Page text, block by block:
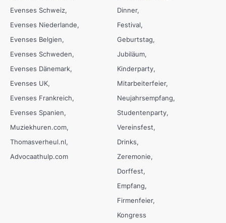
Evenses Schweiz
Evenses Niederlande
Evenses Belgien
Evenses Schweden
Evenses Dänemark
Evenses UK
Evenses Frankreich
Evenses Spanien
Muziekhuren.com
Thomasverheul.nl
Advocaathulp.com
Dinner
Festival
Geburtstag
Jubiläum
Kinderparty
Mitarbeiterfeier
Neujahrsempfang
Studentenparty
Vereinsfest
Drinks
Zeremonie
Dorffest
Empfang
Firmenfeier
Kongress